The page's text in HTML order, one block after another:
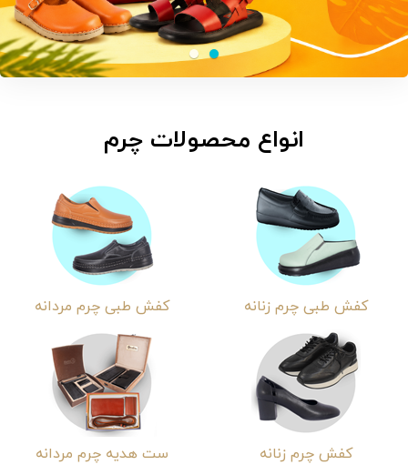
انواع محصولات چرم
کفش طبی چرم زنانه کفش طبی چرم مردانه
کفش چرم زنانه ست هدیه چرم مردانه